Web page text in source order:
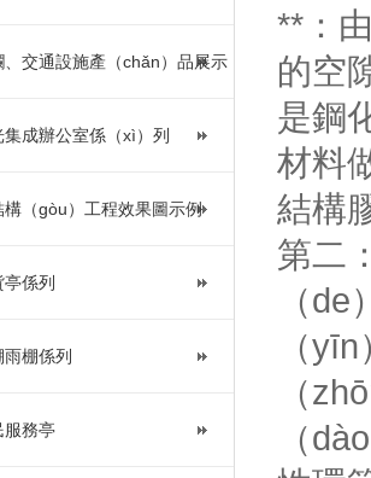
、交通設施產（chǎn）品展示
集成辦公室係（xì）列
構（gòu）工程效果圖示例
係列
雨棚係列
服務亭
**：
的空
是鋼
材料
結構
第二
（
（
（
（